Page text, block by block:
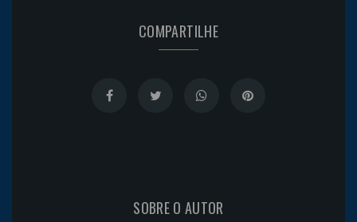
COMPARTILHE
SOBRE O AUTOR